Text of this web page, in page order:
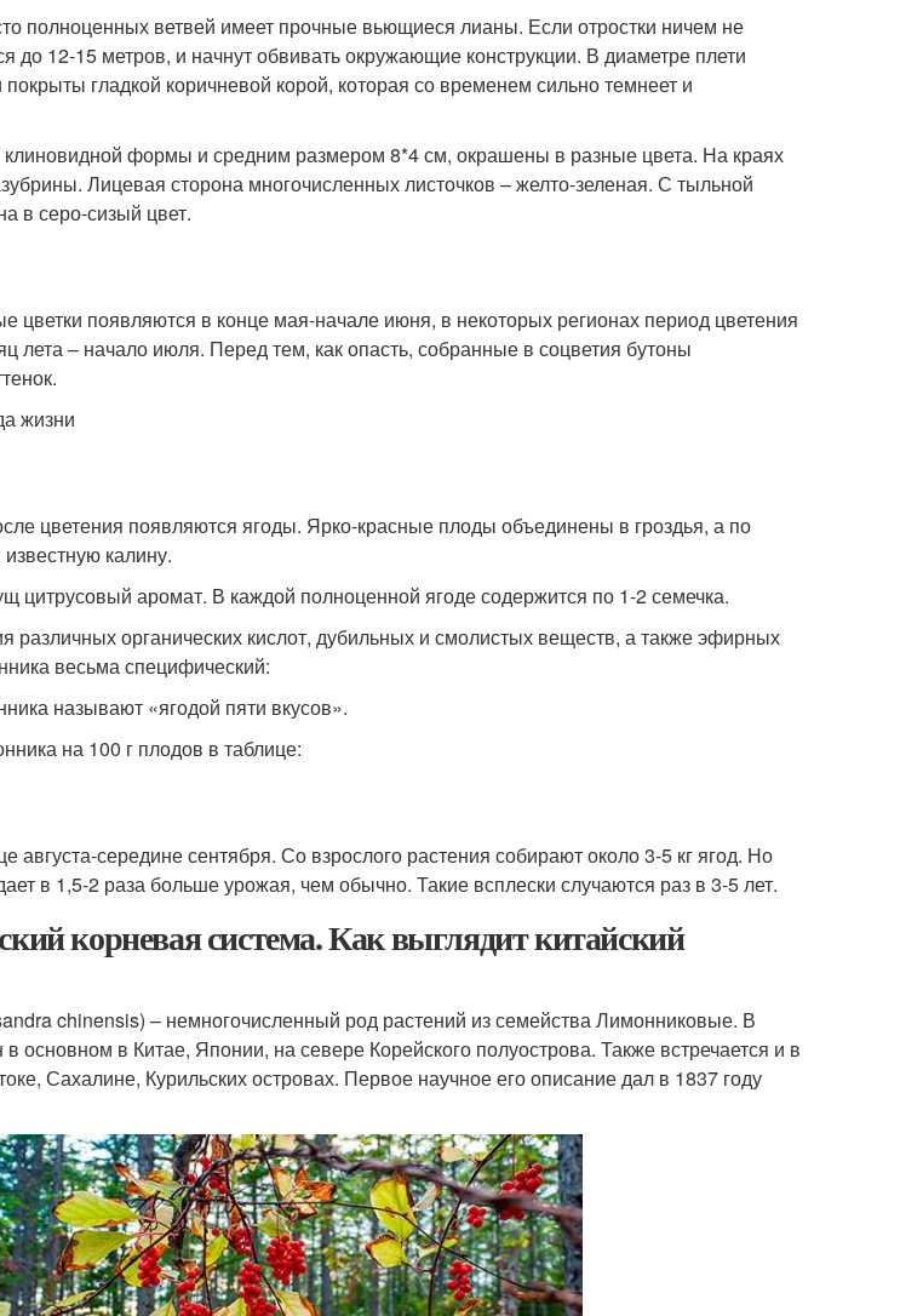
полноценных ветвей имеет прочные вьющиеся лианы. Если отростки ничем не
до 12-15 метров, и начнут обвивать окружающие конструкции. В диаметре плети
гладкой коричневой корой, которая со временем сильно темнеет и
формы и средним размером 8*4 см, окрашены в разные цвета. На краях
Лицевая сторона многочисленных листочков – желто-зеленая. С тыльной
в серо-сизый цвет.
цветки появляются в конце мая-начале июня, в некоторых регионах период цветения
лета – начало июля. Перед тем, как опасть, собранные в соцветия бутоны
жизни
цветения появляются ягоды. Ярко-красные плоды объединены в гроздья, а по
калину.
цитрусовый аромат. В каждой полноценной ягоде содержится по 1-2 семечка.
различных органических кислот, дубильных и смолистых веществ, а также эфирных
весьма специфический:
называют «ягодой пяти вкусов».
на 100 г плодов в таблице:
августа-середине сентября. Со взрослого растения собирают около 3-5 кг ягод. Но
в 1,5-2 раза больше урожая, чем обычно. Такие всплески случаются раз в 3-5 лет.
корневая система. Как выглядит китайский
chinensis) – немногочисленный род растений из семейства Лимонниковые. В
основном в Китае, Японии, на севере Корейского полуострова. Также встречается и в
Сахалине, Курильских островах. Первое научное его описание дал в 1837 году